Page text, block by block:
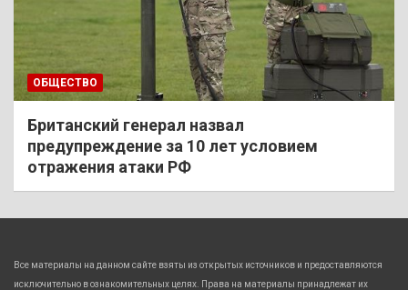
ОБЩЕСТВО
Британский генерал назвал
предупреждение за 10 лет условием
отражения атаки РФ
Все материалы на данном сайте взяты из открытых источников и предоставляются
исключительно в ознакомительных целях. Права на материалы принадлежат их